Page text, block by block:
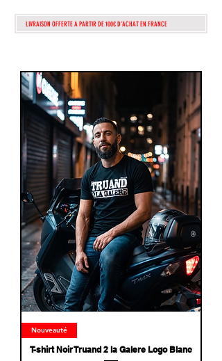
LIVRAISON OFFERTE A PARTIR DE 100€ D'ACHAT EN FRANCE
Nouveauté
T-shirt Noir Truand 2 la Galere Logo Blanc